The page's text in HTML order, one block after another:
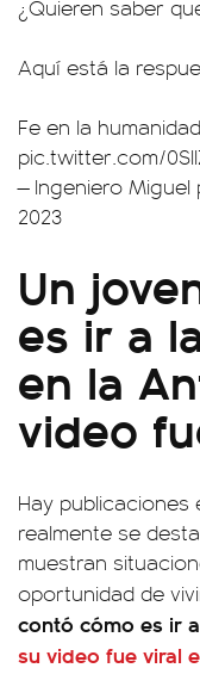
¿Quieren saber
Aquí está la
Fe en la
pic.twitter.com/
— Ingeniero Miguel
2023
Un
es ir a
en la
video
Hay publicaciones
realmente se
muestran
oportunidad de
contó cómo es ir
su video fue viral